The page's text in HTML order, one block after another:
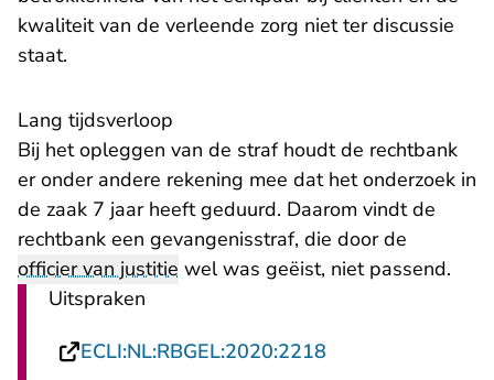
kwaliteit van de verleende zorg niet ter discussie
staat.
Lang tijdsverloop
Bij het opleggen van de straf houdt de rechtbank
er onder andere rekening mee dat het onderzoek in
de zaak 7 jaar heeft geduurd. Daarom vindt de
rechtbank een gevangenisstraf, die door de
officier van justitie wel was geëist, niet passend.
Uitspraken
ECLI:NL:RBGEL:2020:2218